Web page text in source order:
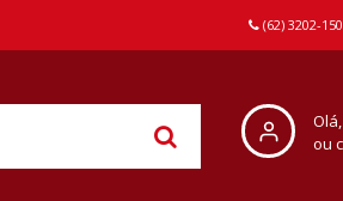
(62) 3202-
ou